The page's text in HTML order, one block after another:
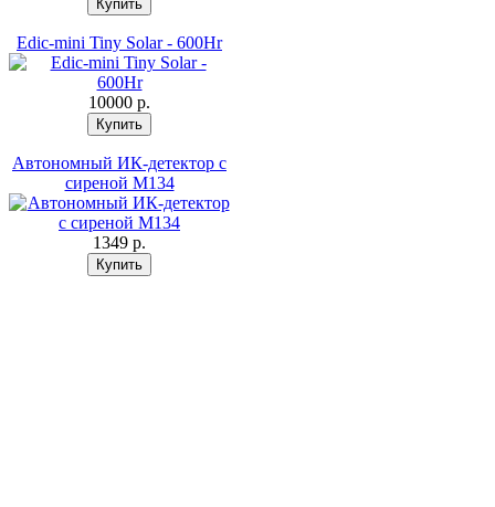
Edic-mini Tiny Solar - 600Hr
10000 p.
Автономный ИК-детектор с
сиреной M134
1349 p.